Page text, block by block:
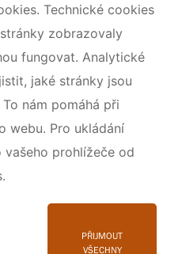
Technické cookies
zobrazovaly
fungovat. Analytické
jaké stránky jsou
nám pomáhá při
webu. Pro ukládání
prohlížeče od
PŘIJMOUT
VŠECHNY